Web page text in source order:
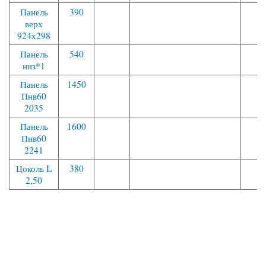
Панель
верх
924х298
390
Панель
низ*1
540
Панель
Пнв60
2035
1450
Панель
Пнв60
2241
1600
Цоколь L
2,50
380